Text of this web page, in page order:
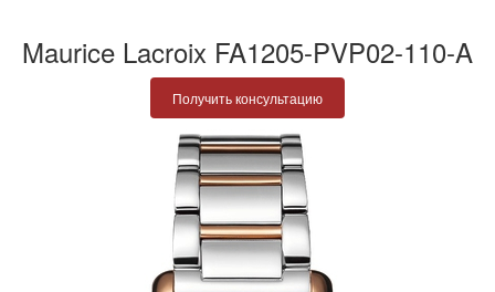
Maurice Lacroix FA1205-PVP02-110-A
Получить консультацию